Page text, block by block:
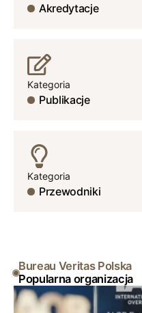
Akredytacje
Kategoria
Publikacje
Kategoria
Przewodniki
Popularna organizacja
Bureau Veritas Polska